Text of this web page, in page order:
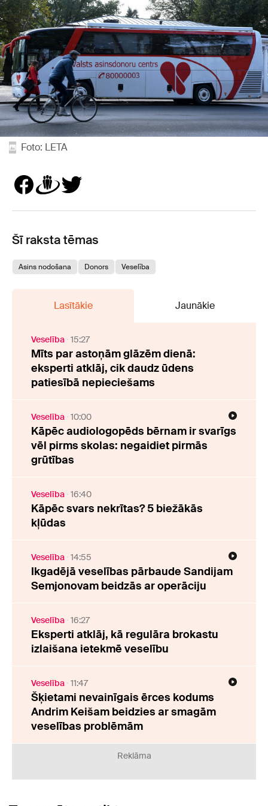
Foto: LETA
Šī raksta tēmas
Asins nodošana Donors Veselība
Lasītākie Jaunākie
Veselība 15:27
Mīts par astoņām glāzēm dienā:
eksperti atklāj, cik daudz ūdens
patiesībā nepieciešams
Veselība 10:00
Kāpēc audiologopēds bērnam ir svarīgs
vēl pirms skolas: negaidiet pirmās
grūtības
Veselība 16:40
Kāpēc svars nekrītas? 5 biežākās
kļūdas
Veselība 14:55
Ikgadējā veselības pārbaude Sandijam
Semjonovam beidzās ar operāciju
Veselība 16:27
Eksperti atklāj, kā regulāra brokastu
izlaišana ietekmē veselību
Veselība 11:47
Šķietami nevainīgais ērces kodums
Andrim Keišam beidzies ar smagām
veselības problēmām
Reklāma